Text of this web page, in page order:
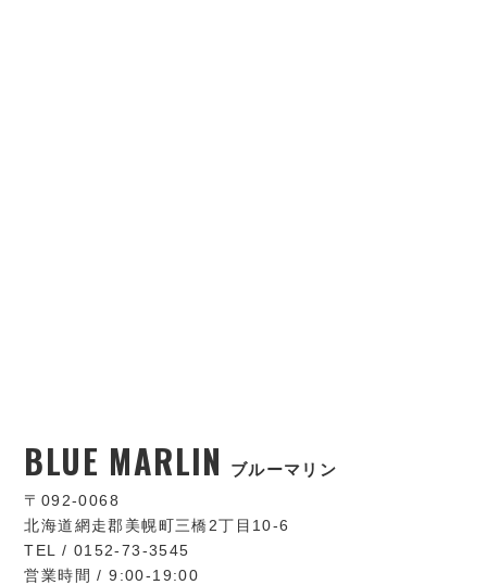
BLUE MARLIN ブルーマリン
〒092-0068
北海道網走郡美幌町三橋2丁目10-6
TEL / 0152-73-3545
営業時間 / 9:00-19:00